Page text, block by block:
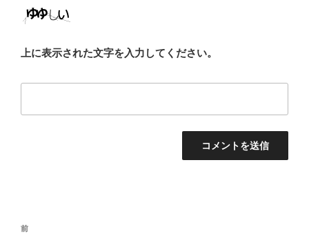
上に表示された文字を入力してください。
投
前
前